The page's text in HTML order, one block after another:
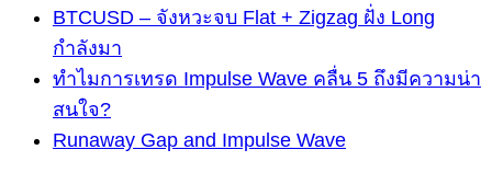
BTCUSD – จังหวะจบ Flat + Zigzag ฝั่ง Long
กำลังมา
ทำไมการเทรด Impulse Wave คลื่น 5 ถึงมีความน่า
สนใจ?
Runaway Gap and Impulse Wave